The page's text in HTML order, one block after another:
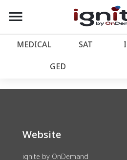
account_balance หน้าแรก
เว็บไซต์อิกไนท์
account_circle เข้าสู่ระบบ
menu
MEDICAL SAT
GED
We could not find
category view s sat
Website
ignite by OnDemand